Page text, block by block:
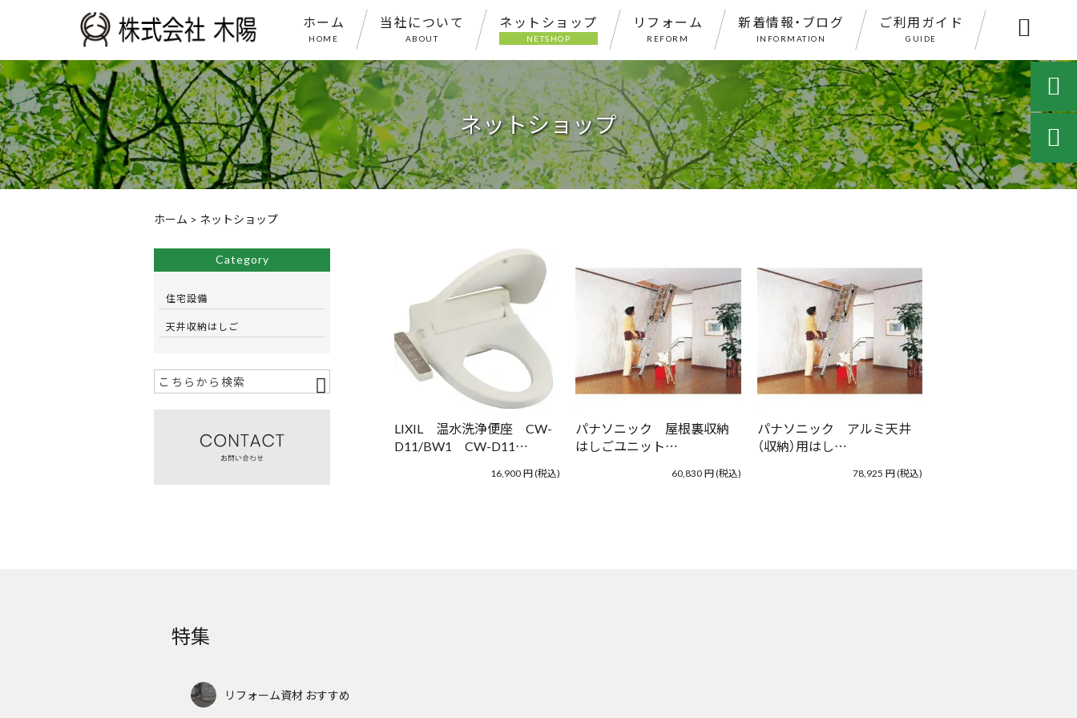
ホーム
HOME
当社について
ABOUT
ネットショップ
NETSHOP
リフォーム
REFORM
新着情報・ブログ
INFORMATION
ご利用ガイド
GUIDE 
ネットショップ
ホーム > ネットショップ
LIXIL 温水洗浄便座 CW-
D11/BW1 CW-D11…
16,900円(税込)
パナソニック 屋根裏収納
はしごユニット…
60,830円(税込)
パナソニック アルミ天井
（収納）用はし…
78,925 円(税込)
Category
住宅設備
天井収納はしご
特集
リフォーム資材 おすすめ

